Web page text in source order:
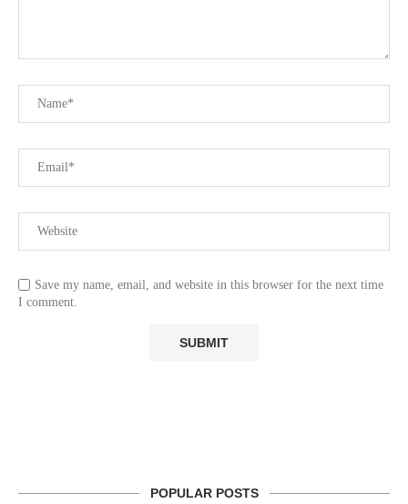
Save my name, email, and website in this browser for the next time
I comment.
POPULAR POSTS